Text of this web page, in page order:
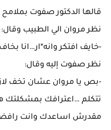
قالها الدكتور صفوت بملامح
نظر مروان الي الطبيب وقال:
-خايف افتكر وانه*ار…انا
نظر صفوت إليه وقال:
-بص يا مروان عشان تخف
تتكلم …اعترافك بمشكلتك
مقدرش اساعدك وانت